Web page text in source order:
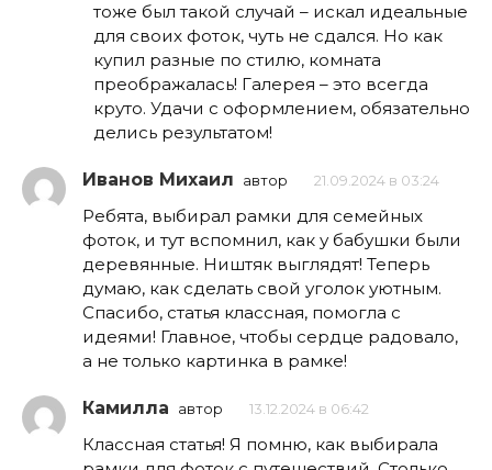
тоже был такой случай – искал идеальные
для своих фоток, чуть не сдался. Но как
купил разные по стилю, комната
преображалась! Галерея – это всегда
круто. Удачи с оформлением, обязательно
делись результатом!
Иванов Михаил автор 21.09.2024 в 03:24
Ребята, выбирал рамки для семейных
фоток, и тут вспомнил, как у бабушки были
деревянные. Ништяк выглядят! Теперь
думаю, как сделать свой уголок уютным.
Спасибо, статья классная, помогла с
идеями! Главное, чтобы сердце радовало,
а не только картинка в рамке!
Камилла автор 13.12.2024 в 06:42
Классная статья! Я помню, как выбирала